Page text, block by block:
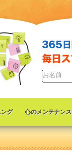
グ 心のメンテナンス